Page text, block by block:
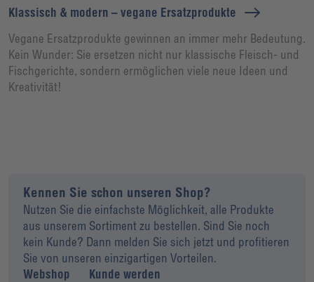
Klassisch & modern – vegane Ersatzprodukte
Vegane Ersatzprodukte gewinnen an immer mehr Bedeutung.
Kein Wunder: Sie ersetzen nicht nur klassische Fleisch- und
Fischgerichte, sondern ermöglichen viele neue Ideen und
Kreativität!
Kennen Sie schon unseren Shop?
Nutzen Sie die einfachste Möglichkeit, alle Produkte
aus unserem Sortiment zu bestellen. Sind Sie noch
kein Kunde? Dann melden Sie sich jetzt und profitieren
Sie von unseren einzigartigen Vorteilen.
Webshop
Kunde werden